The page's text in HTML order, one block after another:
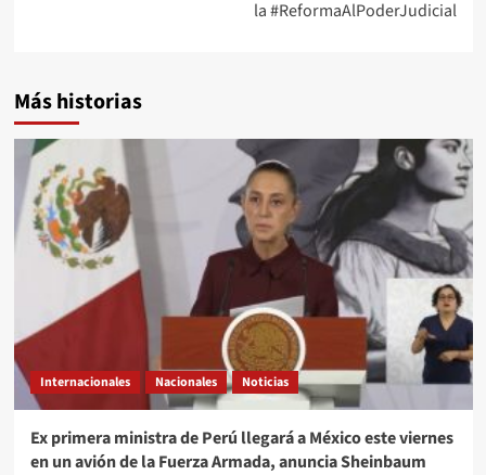
la #ReformaAlPoderJudicial
Más historias
Internacionales Nacionales Noticias
Ex primera ministra de Perú llegará a México este viernes
en un avión de la Fuerza Armada, anuncia Sheinbaum